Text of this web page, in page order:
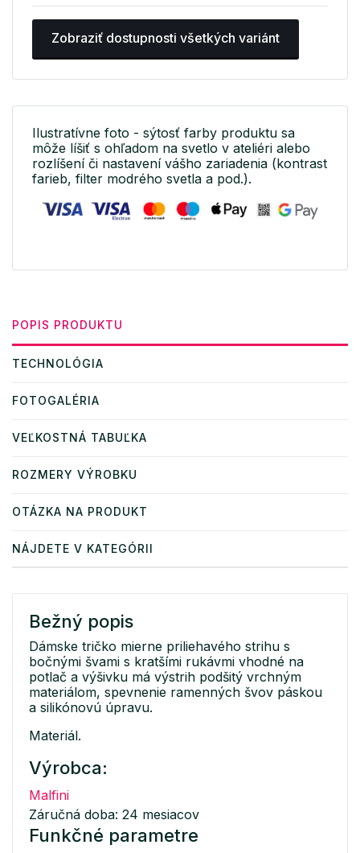
Zobraziť dostupnosti všetkých variánt
Ilustratívne foto - sýtosť farby produktu sa
môže líšiť s ohľadom na svetlo v ateliéri alebo
rozlíšení či nastavení vášho zariadenia (kontrast
farieb, filter modrého svetla a pod.).
POPIS PRODUKTU
TECHNOLÓGIA
FOTOGALÉRIA
VEĽKOSTNÁ TABUĽKA
ROZMERY VÝROBKU
OTÁZKA NA PRODUKT
NÁJDETE V KATEGÓRII
Bežný popis
Dámske tričko mierne priliehavého strihu s
bočnými švami s kratšími rukávmi vhodné na
potlač a výšivku má výstrih podšitý vrchným
materiálom, spevnenie ramenných švov páskou
a silikónovú úpravu.
Materiál.
Výrobca:
Malfini
Záručná doba: 24 mesiacov
Funkčné parametre